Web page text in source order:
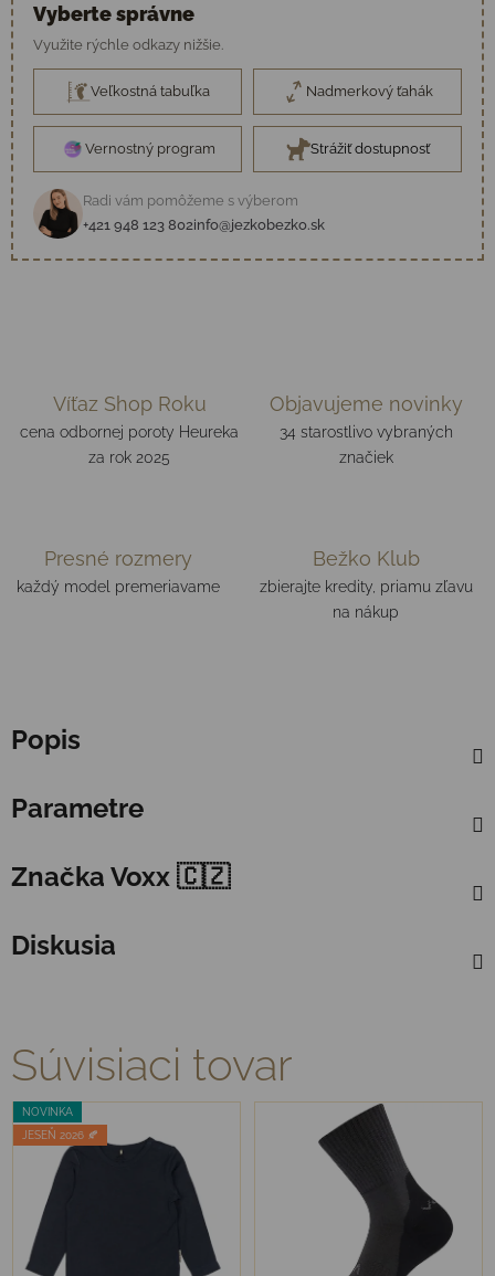
Vyberte správne
Využite rýchle odkazy nižšie.
Veľkostná tabuľka Nadmerkový ťahák
Vernostný program Strážiť dostupnosť
Radi vám pomôžeme s výberom
+421 948 123 802info@jezkobezko.sk
Víťaz Shop Roku
cena odbornej poroty Heureka
za rok 2025
Objavujeme novinky
34 starostlivo vybraných
značiek
Presné rozmery
každý model premeriavame
Bežko Klub
zbierajte kredity, priamu zľavu
na nákup
Popis
Parametre
Značka Voxx 🇨🇿
Diskusia
Súvisiaci tovar
NOVINKA
JESEŇ 2026 🍂